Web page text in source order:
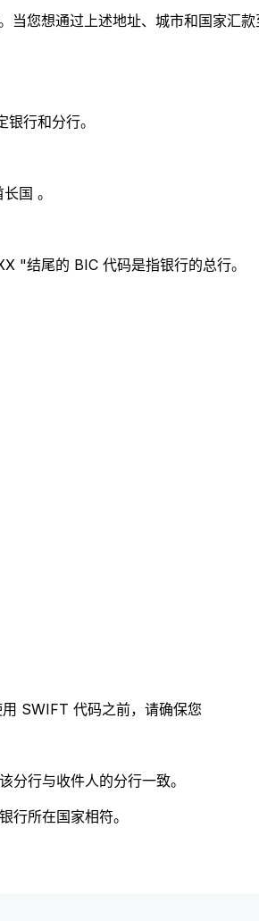
当您想通过上述地址、城市和国家
行和分行。
国 。
"结尾的 BIC 代码是指银行的总行。
SWIFT 代码之前，请确保您
行与收件人的分行一致。
行所在国家相符。